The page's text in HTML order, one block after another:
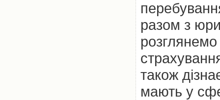
разом з
також
мають у